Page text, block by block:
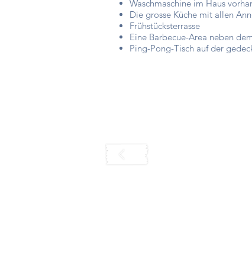
Waschmaschine im Haus
Die grosse Küche mit allen
Frühstücksterrasse
Eine Barbecue-Area neben
Ping-Pong-Tisch auf der